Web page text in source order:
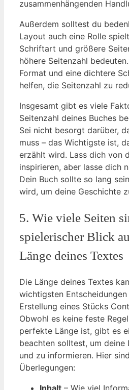
zusammenhängenden
Außerdem solltest du
Layout auch eine Rolle
Schriftart und größere
höhere Seitenzahl
Format und eine dichtere
helfen, die Seitenzahl zu
Insgesamt gibt es viele
Seitenzahl deines Buches
Sei nicht besorgt darüber,
muss – das Wichtigste ist,
erzählt wird. Lass dich von
inspirieren, aber lasse dich
Dein Buch sollte so lang
wird, um deine Geschichte
5. Wie viele Seiten
spielerischer Blick
Länge deines Textes
Die Länge deines Textes
wichtigsten
Erstellung eines Stücks
Obwohl es keine feste
perfekte Länge ist, gibt es
beachten solltest, um deine
und zu informieren. Hier
Überlegungen:
Inhalt – Wie viel